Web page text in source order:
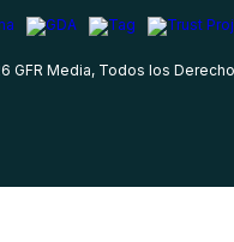
GFR Media, Todos los